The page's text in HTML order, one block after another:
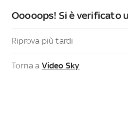
Ooooops! Si è verificato
Riprova più tardi
Torna a Video Sky